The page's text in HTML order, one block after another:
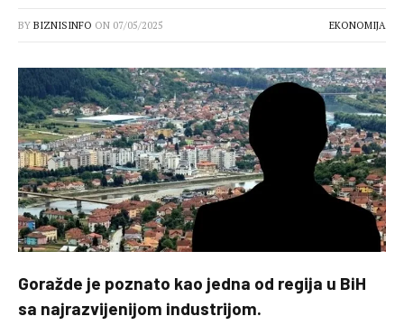
BY BIZNISINFO ON 07/05/2025 EKONOMIJA
Goražde je poznato kao jedna od regija u BiH
sa najrazvijenijom industrijom.